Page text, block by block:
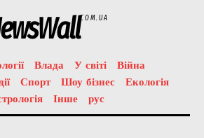
COM.UA
Влада У світі
Війна
Спорт Шоу бізнес
Екологія
Інше рус